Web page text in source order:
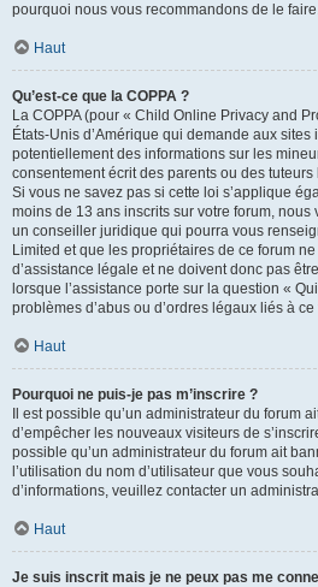
pourquoi nous vous recommandons de le
Haut
Qu’est-ce que la COPPA ?
La COPPA (pour « Child Online Privacy and
États-Unis d’Amérique qui demande aux sites
potentiellement des informations sur les
consentement écrit des parents ou des
Si vous ne savez pas si cette loi s’applique
moins de 13 ans inscrits sur votre forum,
un conseiller juridique qui pourra vous
Limited et que les propriétaires de ce forum
d’assistance légale et ne doivent donc pas
lorsque l’assistance porte sur la question «
problèmes d’abus ou d’ordres légaux liés à
Haut
Pourquoi ne puis-je pas m’inscrire ?
Il est possible qu’un administrateur du forum
d’empêcher les nouveaux visiteurs de
possible qu’un administrateur du forum ait
l’utilisation du nom d’utilisateur que vous
d’informations, veuillez contacter un
Haut
Je suis inscrit mais je ne peux pas me